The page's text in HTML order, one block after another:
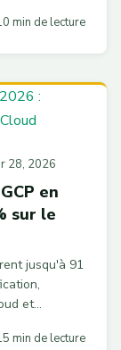
min de lecture
28, 2026
en
sur le
jusqu'à 91
et
min de lecture